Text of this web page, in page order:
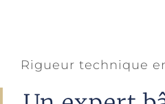
Rigueur technique